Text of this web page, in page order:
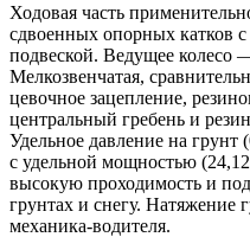
Ходовая часть
сдвоенных опорных катков
подвеской. Ведущее колесо
Мелкозвенчатая,
цевочное зацепление,
центральный гребень и
Удельное давление на
с удельной мощностью
высокую проходимость и
грунтах и снегу. Натяжение
механика-водителя.